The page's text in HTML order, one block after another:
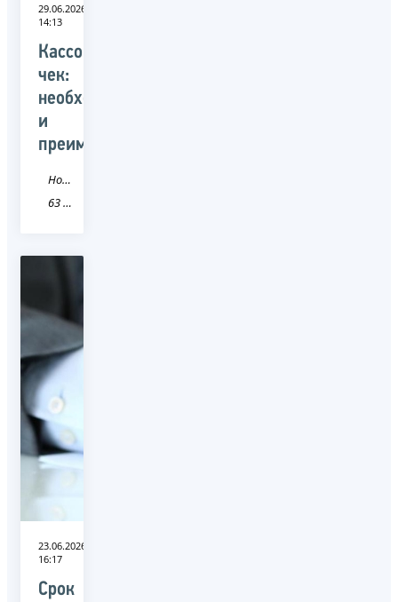
29.06.2026
14:13
Кассовый
чек:
необходимость
и
преимущества
Новость
63 Самарская область
23.06.2026
16:17
Срок